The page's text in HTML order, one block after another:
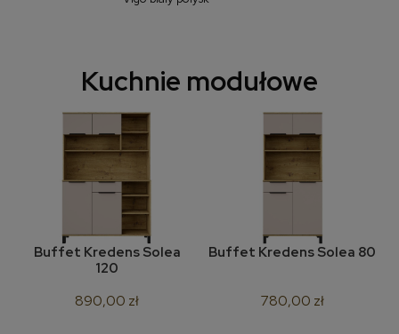
Kuchnie modułowe
Buffet Kredens Solea
120
890,00 zł
Buffet Kredens Solea 80
780,00 zł